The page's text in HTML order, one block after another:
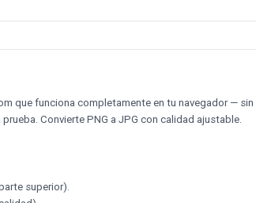
que funciona completamente en tu navegador — sin
Convierte PNG a JPG con calidad ajustable.
superior).